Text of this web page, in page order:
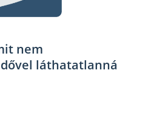
nem
láthatatlanná